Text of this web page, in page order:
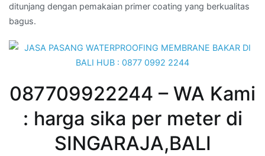
ditunjang dengan pemakaian primer coating yang berkualitas
bagus.
087709922244 – WA Kami
: harga sika per meter di
SINGARAJA,BALI